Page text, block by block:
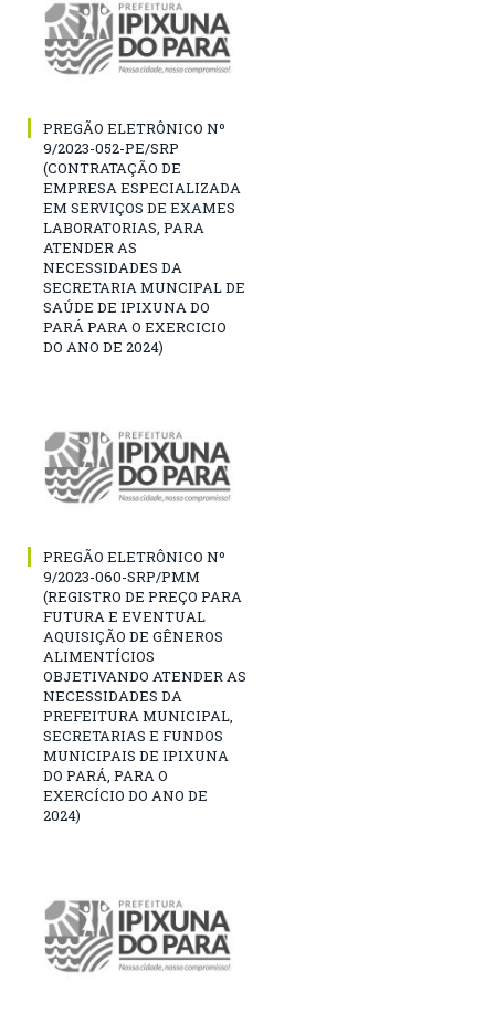
PREGÃO ELETRÔNICO Nº
9/2023-052-PE/SRP
(CONTRATAÇÃO DE
EMPRESA ESPECIALIZADA
EM SERVIÇOS DE EXAMES
LABORATORIAS, PARA
ATENDER AS
NECESSIDADES DA
SECRETARIA MUNCIPAL DE
SAÚDE DE IPIXUNA DO
PARÁ PARA O EXERCICIO
DO ANO DE 2024)
PREGÃO ELETRÔNICO Nº
9/2023-060-SRP/PMM
(REGISTRO DE PREÇO PARA
FUTURA E EVENTUAL
AQUISIÇÃO DE GÊNEROS
ALIMENTÍCIOS
OBJETIVANDO ATENDER AS
NECESSIDADES DA
PREFEITURA MUNICIPAL,
SECRETARIAS E FUNDOS
MUNICIPAIS DE IPIXUNA
DO PARÁ, PARA O
EXERCÍCIO DO ANO DE
2024)